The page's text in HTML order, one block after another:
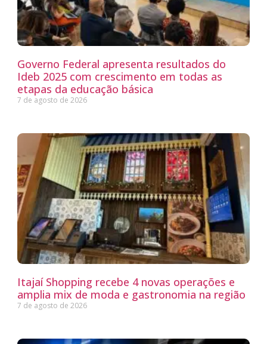
Governo Federal apresenta resultados do
Ideb 2025 com crescimento em todas as
etapas da educação básica
7 de agosto de 2026
Itajaí Shopping recebe 4 novas operações e
amplia mix de moda e gastronomia na região
7 de agosto de 2026